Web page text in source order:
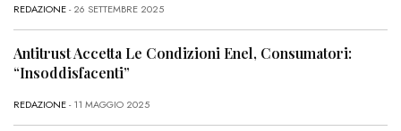
REDAZIONE- 26 SETTEMBRE 2025
Antitrust Accetta Le Condizioni Enel, Consumatori:
“Insoddisfacenti”
REDAZIONE- 11 MAGGIO 2025